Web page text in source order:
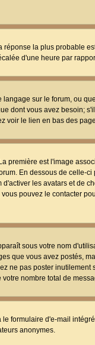
la plus probable
d'une heure par
sur le forum, ou
dont vous avez besoin;
voir le lien en bas des
première est l'image
En dessous de celle-
les avatars et de
pouvez le contacter
sous votre nom
que vous avez postés,
ne pas poster
nombre total de
formulaire d'e-mail
anonymes.